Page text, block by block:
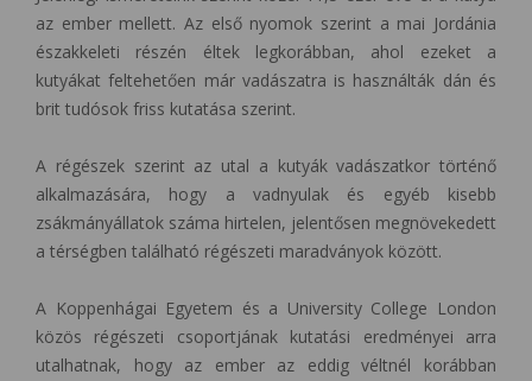
az ember mellett. Az első nyomok szerint a mai Jordánia
északkeleti részén éltek legkorábban, ahol ezeket a
kutyákat feltehetően már vadászatra is használták dán és
brit tudósok friss kutatása szerint.
A régészek szerint az utal a kutyák vadászatkor történő
alkalmazására, hogy a vadnyulak és egyéb kisebb
zsákmányállatok száma hirtelen, jelentősen megnövekedett
a térségben található régészeti maradványok között.
A Koppenhágai Egyetem és a University College London
közös régészeti csoportjának kutatási eredményei arra
utalhatnak, hogy az ember az eddig véltnél korábban